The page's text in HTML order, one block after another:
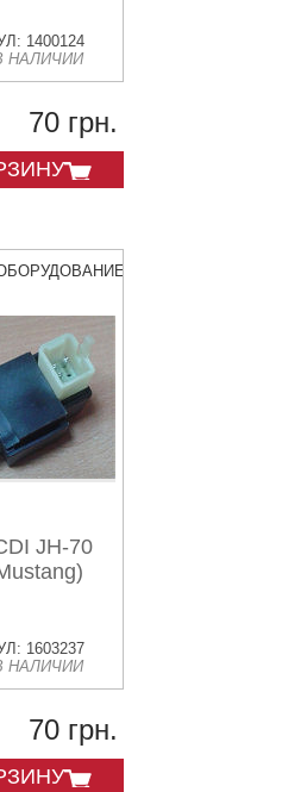
1400124
НАЛИЧИИ
70 грн.
JH-70
1603237
НАЛИЧИИ
70 грн.